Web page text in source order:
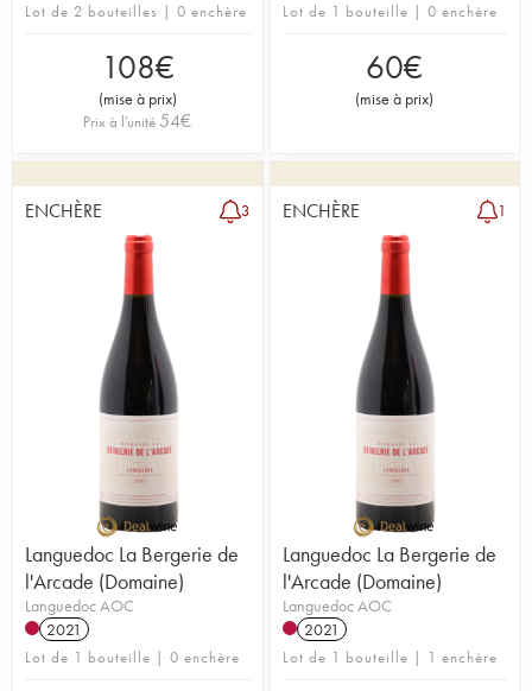
Lot de 2 bouteilles | 0 enchère
108€
(mise à prix)
Prix à l'unité 54€
Lot de 1 bouteille | 0 enchère
60€
(mise à prix)
ENCHÈRE 3
Languedoc La Bergerie de
l'Arcade (Domaine)
Languedoc AOC
2021
Lot de 1 bouteille | 0 enchère
ENCHÈRE 1
Languedoc La Bergerie de
l'Arcade (Domaine)
Languedoc AOC
2021
Lot de 1 bouteille | 1 enchère